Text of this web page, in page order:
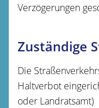
Verzögerungen
Zuständige
Die
Haltverbot
oder Landratsamt)